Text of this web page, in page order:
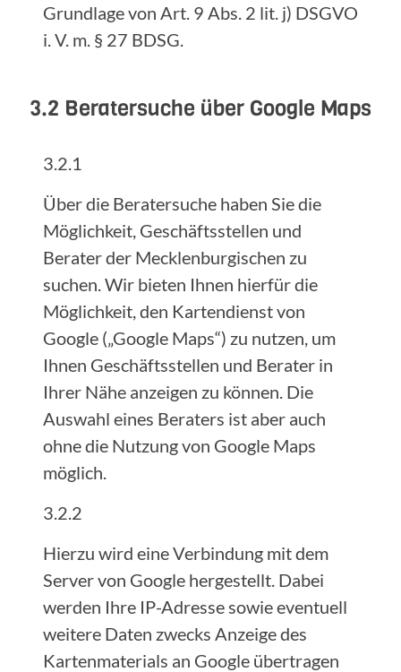
Grundlage von Art. 9 Abs. 2 lit. j) DSGVO
i. V. m. § 27 BDSG.
3.2 Beratersuche über Google Maps
3.2.1
Über die Beratersuche haben Sie die
Möglichkeit, Geschäftsstellen und
Berater der Mecklenburgischen zu
suchen. Wir bieten Ihnen hierfür die
Möglichkeit, den Kartendienst von
Google („Google Maps“) zu nutzen, um
Ihnen Geschäftsstellen und Berater in
Ihrer Nähe anzeigen zu können. Die
Auswahl eines Beraters ist aber auch
ohne die Nutzung von Google Maps
möglich.
3.2.2
Hierzu wird eine Verbindung mit dem
Server von Google hergestellt. Dabei
werden Ihre IP-Adresse sowie eventuell
weitere Daten zwecks Anzeige des
Kartenmaterials an Google übertragen